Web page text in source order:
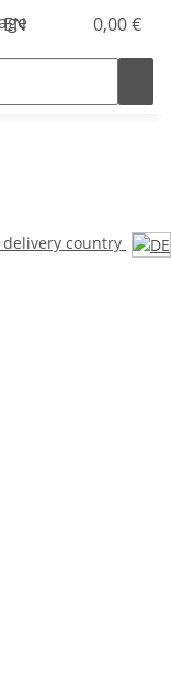
EN 0,00 €
delivery country